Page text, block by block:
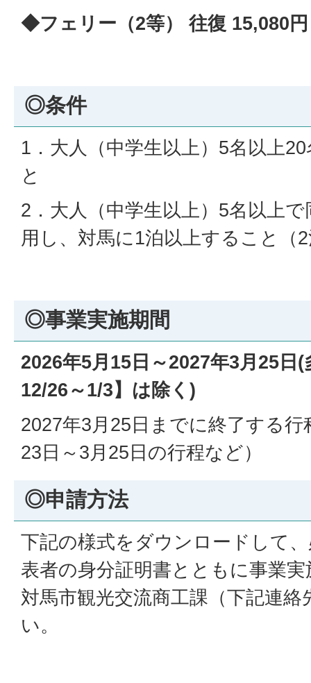
◆フェリー（2等） 往復 15,080
◎条件
1．大人（中学生以上）5名以上
と
2．大人（中学生以上）5名以上
用し、対馬に1泊以上すること（
◎事業実施期間
2026年5月15日～2027年3月25日
12/26～1/3】は除く)
2027年3月25日までに終了する
23日～3月25日の行程など）
◎申請方法
下記の様式をダウンロードして
表者の身分証明書とともに事業
対馬市観光交流商工課（下記連
い。